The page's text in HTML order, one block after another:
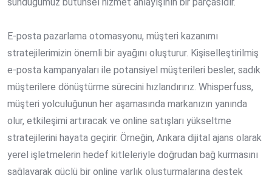
sunduğumuz bütünsel hizmet anlayışının bir parçasıdır.
E-posta pazarlama otomasyonu, müşteri kazanımı
stratejilerimizin önemli bir ayağını oluşturur. Kişiselleştirilmiş
e-posta kampanyaları ile potansiyel müşterileri besler, sadık
müşterilere dönüştürme sürecini hızlandırırız. Whisperfuss,
müşteri yolculuğunun her aşamasında markanızın yanında
olur, etkileşimi artıracak ve online satışları yükseltme
stratejilerini hayata geçirir. Örneğin, Ankara dijital ajans olarak
yerel işletmelerin hedef kitleleriyle doğrudan bağ kurmasını
sağlayarak güçlü bir online varlık oluşturmalarına destek